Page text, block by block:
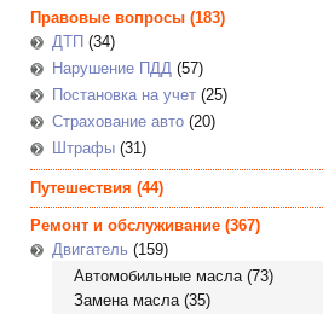
Правовые вопросы (183)
ДТП (34)
Нарушение ПДД (57)
Постановка на учет (25)
Страхование авто (20)
Штрафы (31)
Путешествия (44)
Ремонт и обслуживание (367)
Двигатель (159)
Автомобильные масла(73)
Замена масла(35)